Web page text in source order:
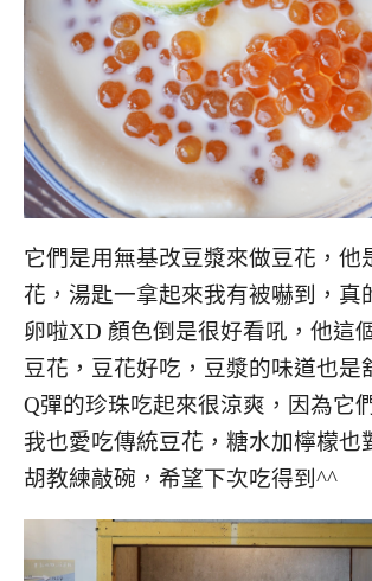
它們是用無基改豆漿來做豆花，他
花，湯匙一拿起來我有被嚇到，真
卵啦XD 顏色倒是很好看吼，他這
豆花，豆花好吃，豆漿的味道也是
Q彈的珍珠吃起來很涼爽，因為它
我也愛吃傳統豆花，糖水加檸檬也
胡教練敲碗，希望下次吃得到^^